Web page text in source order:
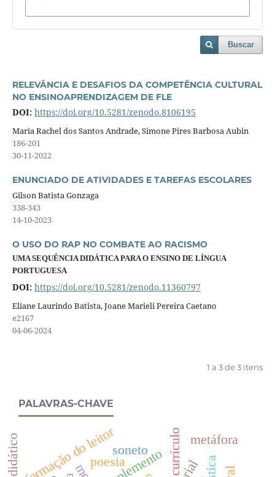
Buscar
RELEVÂNCIA E DESAFIOS DA COMPETÊNCIA CULTURAL
NO ENSINOAPRENDIZAGEM DE FLE
DOI: https://doi.org/10.5281/zenodo.8106195
Maria Rachel dos Santos Andrade, Simone Pires Barbosa Aubin
186-201
30-11-2022
ENUNCIADO DE ATIVIDADES E TAREFAS ESCOLARES
Gilson Batista Gonzaga
338-343
14-10-2023
O USO DO RAP NO COMBATE AO RACISMO
UMA SEQUÊNCIA DIDÁTICA PARA O ENSINO DE LÍNGUA
PORTUGUESA
DOI: https://doi.org/10.5281/zenodo.11360797
Eliane Laurindo Batista, Joane Marieli Pereira Caetano
e2167
04-06-2024
1 a 3 de 3 itens
PALAVRAS-CHAVE
currículo
poesia
formação do leitorsoneto
metáfora